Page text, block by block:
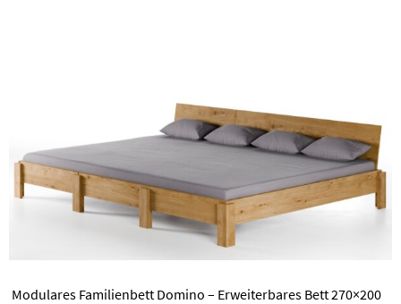
Modulares Familienbett Domino – Erweiterbares Bett 270×200